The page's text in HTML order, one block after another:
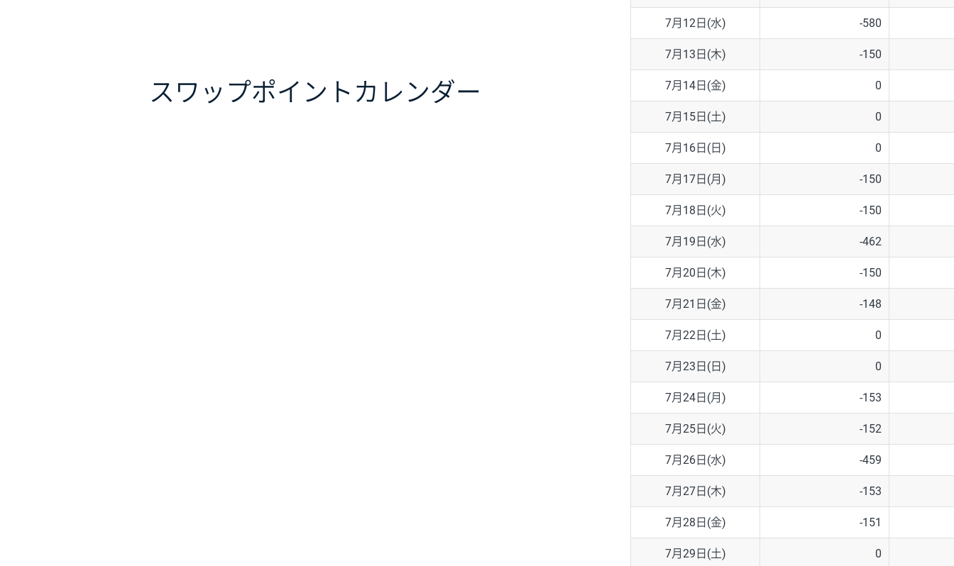
スワップポイント カレンダー
7月12日(水) -580
7月13日(木) -150
7月14日(金) 0
7月15日(土) 0
7月16日(日) 0
7月17日(月) -150
7月18日(火) -150
7月19日(水) -462
7月20日(木) -150
7月21日(金) -148
7月22日(土) 0
7月23日(日) 0
7月24日(月) -153
7月25日(火) -152
7月26日(水) -459
7月27日(木) -153
7月28日(金) -151
7月29日(土) 0